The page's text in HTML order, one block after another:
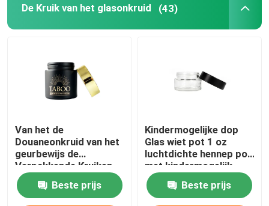
Pre-roll kegel
De Kruik van het glasonkruid (43)
Van het de
Douaneonkruid van het
geurbewijs de
Verpakkende Kruiken
3.5g voor bloem
Beste prijs
Kindermogelijke dop
Glas wiet pot 1 oz
luchtdichte hennep pot
met kindermogelijk
deksel
Beste prijs